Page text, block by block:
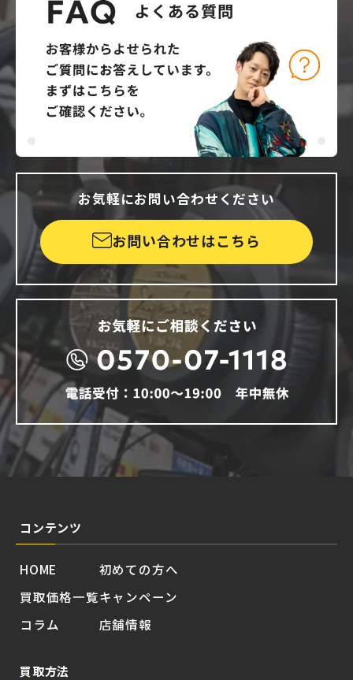
お気軽にお問い合わせください
お問い合わせはこちら
コンテンツ
HOME
買取価格一覧
コラム
初めての方へ
キャンペーン
店舗情報
買取方法